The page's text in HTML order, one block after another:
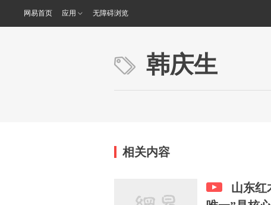
网易首页 应用 无障碍浏览
韩庆生
相关内容
山东红